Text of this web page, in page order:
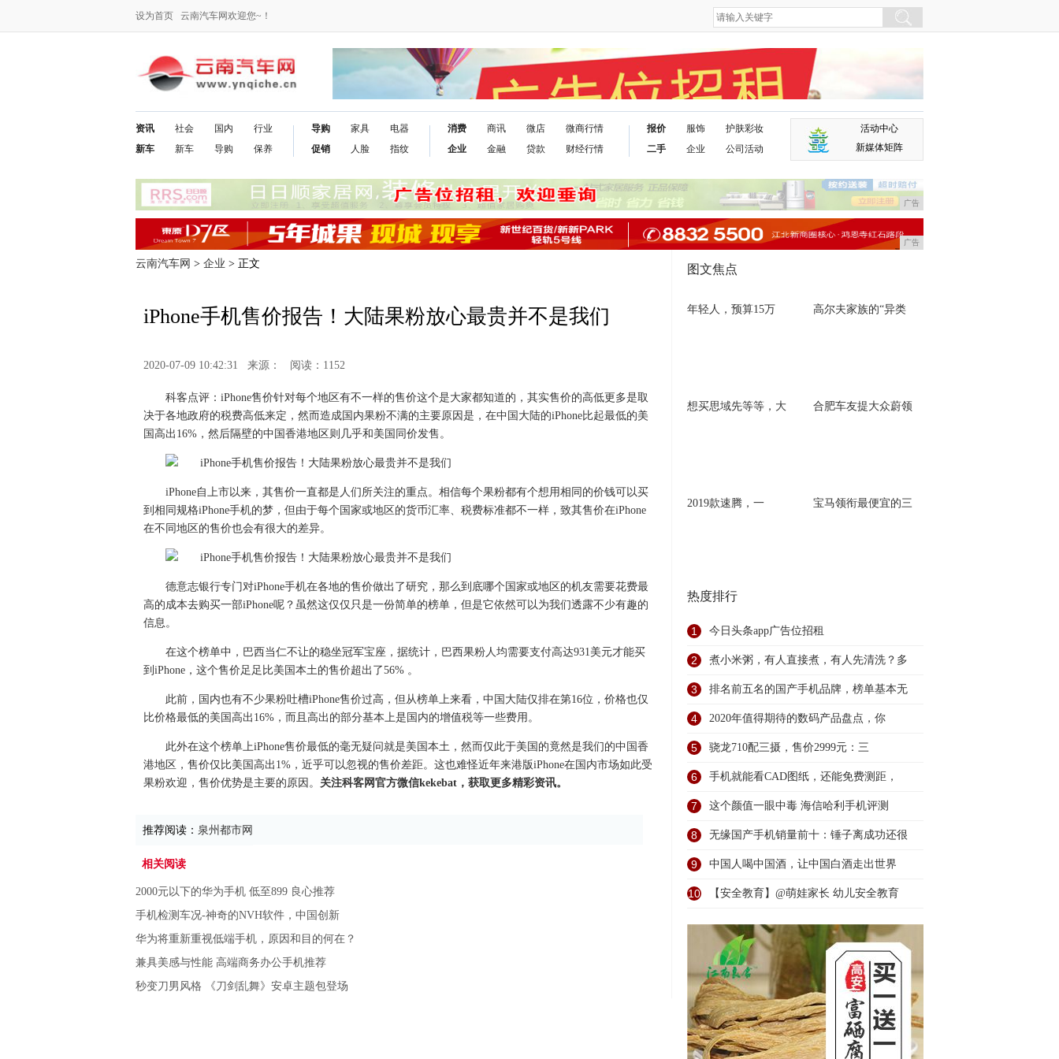
设为首页 云南汽车网欢迎您~！
资讯
新车
社会
新车
国内
导购
行业
保养
导购
促销
家具
人脸
电器
指纹
消费
企业
商讯
金融
微店
贷款
微商行情
财经行情
报价
二手
服饰
企业
护肤彩妆
公司活动
活动中心
新媒体矩阵
广告
广告
云南汽车网 > 企业 > 正文
iPhone手机售价报告！大陆果粉放心最贵并不是我们
2020-07-09 10:42:31 来源： 阅读：1152
科客点评：iPhone售价针对每个地区有不一样的售价这个是大家都知道的，其实售价的高低更多是取
决于各地政府的税费高低来定，然而造成国内果粉不满的主要原因是，在中国大陆的iPhone比起最低的美
国高出16%，然后隔壁的中国香港地区则几乎和美国同价发售。
iPhone自上市以来，其售价一直都是人们所关注的重点。相信每个果粉都有个想用相同的价钱可以买
到相同规格iPhone手机的梦，但由于每个国家或地区的货币汇率、税费标准都不一样，致其售价在iPhone
在不同地区的售价也会有很大的差异。
德意志银行专门对iPhone手机在各地的售价做出了研究，那么到底哪个国家或地区的机友需要花费最
高的成本去购买一部iPhone呢？虽然这仅仅只是一份简单的榜单，但是它依然可以为我们透露不少有趣的
信息。
在这个榜单中，巴西当仁不让的稳坐冠军宝座，据统计，巴西果粉人均需要支付高达931美元才能买
到iPhone，这个售价足足比美国本土的售价超出了56% 。
此前，国内也有不少果粉吐槽iPhone售价过高，但从榜单上来看，中国大陆仅排在第16位，价格也仅
比价格最低的美国高出16%，而且高出的部分基本上是国内的增值税等一些费用。
此外在这个榜单上iPhone售价最低的毫无疑问就是美国本土，然而仅此于美国的竟然是我们的中国香
港地区，售价仅比美国高出1%，近乎可以忽视的售价差距。这也难怪近年来港版iPhone在国内市场如此受
果粉欢迎，售价优势是主要的原因。 关注科客网官方微信kekebat，获取更多精彩资讯。
推荐阅读： 泉州都市网
相关阅读
2000元以下的华为手机 低至899 良心推荐
手机检测车况-神奇的NVH软件，中国创新
华为将重新重视低端手机，原因和目的何在？
兼具美感与性能 高端商务办公手机推荐
秒变刀男风格 《刀剑乱舞》安卓主题包登场
图文焦点
年轻人，预算15万 高尔夫家族的“异类
想买思域先等等，大 合肥车友提大众蔚领
2019款速腾，一 宝马领衔最便宜的三
热度排行
1 今日头条app广告位招租
2 煮小米粥，有人直接煮，有人先清洗？多
3 排名前五名的国产手机品牌，榜单基本无
4 2020年值得期待的数码产品盘点，你
5 骁龙710配三摄，售价2999元：三
6 手机就能看CAD图纸，还能免费测距，
7 这个颜值一眼中毒 海信哈利手机评测
8 无缘国产手机销量前十：锤子离成功还很
9 中国人喝中国酒，让中国白酒走出世界
10 【安全教育】@萌娃家长 幼儿安全教育